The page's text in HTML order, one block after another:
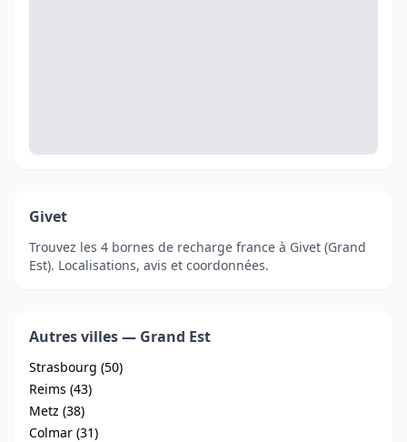
Givet
Trouvez les 4 bornes de recharge france à Givet (Grand
Est). Localisations, avis et coordonnées.
Autres villes — Grand Est
Strasbourg (50)
Reims (43)
Metz (38)
Colmar (31)